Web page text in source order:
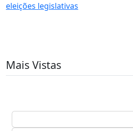
eleições legislativas
Mais Vistas